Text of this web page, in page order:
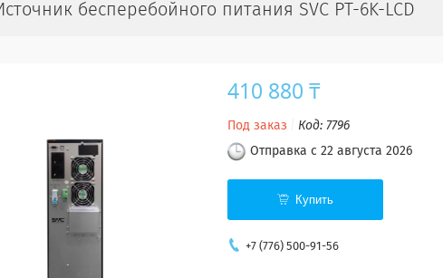
бесперебойного питания SVC PT-6K-LCD
410 880 ₸
Под заказ Код: 7796
Отправка с 22 августа 2026
Купить
+7 (776) 500-91-56